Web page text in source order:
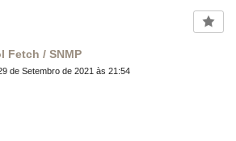
Fetch / SNMP
de Setembro de 2021 às 21:54